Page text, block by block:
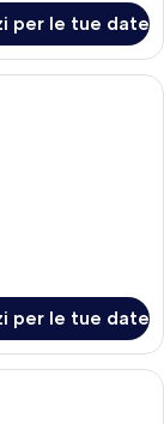
per le tue date
letto moderna con
per le tue date